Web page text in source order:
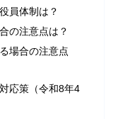
員体制は？
の注意点は？
場合の注意点
応策（令和8年4